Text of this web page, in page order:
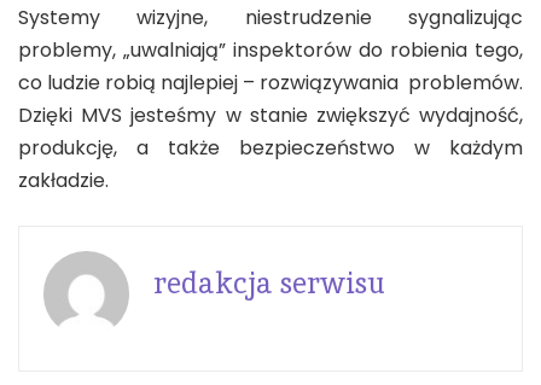
Systemy wizyjne, niestrudzenie sygnalizując
problemy, „uwalniają” inspektorów do robienia tego,
co ludzie robią najlepiej – rozwiązywania problemów.
Dzięki MVS jesteśmy w stanie zwiększyć wydajność,
produkcję, a także bezpieczeństwo w każdym
zakładzie.
redakcja serwisu